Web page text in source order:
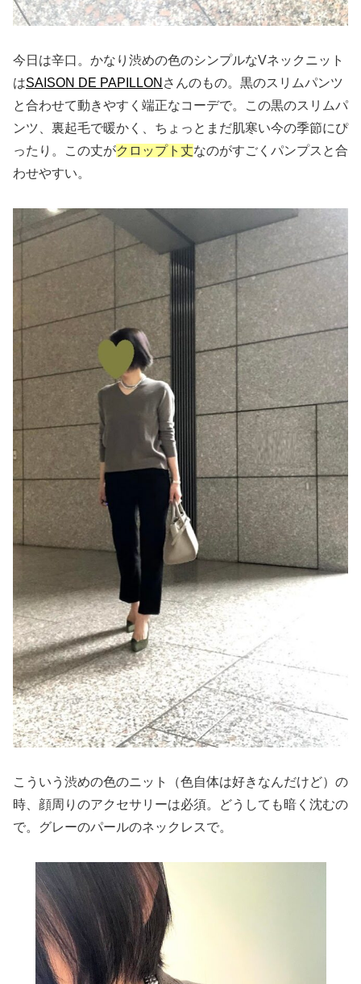
今日は辛口。かなり渋めの色のシンプルなVネックニット
はSAISON DE PAPILLON さんのもの。黒のスリムパンツ
と合わせて動きやすく端正なコーデで。この黒のスリムパ
ンツ、裏起毛で暖かく、ちょっとまだ肌寒い今の季節にぴ
ったり。この丈がクロップト丈なのがすごくパンプスと合
わせやすい。
こういう渋めの色のニット（色自体は好きなんだけど）の
時、顔周りのアクセサリーは必須。どうしても暗く沈むの
で。グレーのパールのネックレスで。